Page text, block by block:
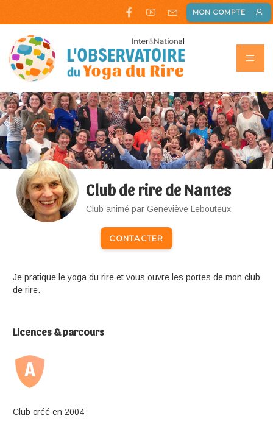
MON COMPTE
Club de rire de Nantes
Club animé par Geneviève Lebouteux
CONTACTER
Je pratique le yoga du rire et vous ouvre les portes de mon club
de rire.
Licences & parcours
Club créé en 2004